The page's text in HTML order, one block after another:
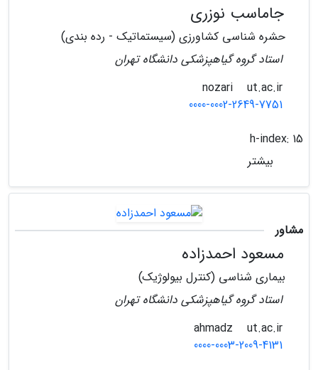
جاماسب نوزری
حشره شناسی کشاورزی (سیستماتیک - رده بندی)
استاد گروه گیاهپزشکی دانشگاه تهران
ut.ac.ir
0000-0002-2649-7751
h-index: 15
بیشتر
مشاور
مسعود احمدزاده
بیماری شناسی (کنترل بیولوژیک)
استاد گروه گیاهپزشکی دانشگاه تهران
ut.ac.ir
0000-0003-2009-4131